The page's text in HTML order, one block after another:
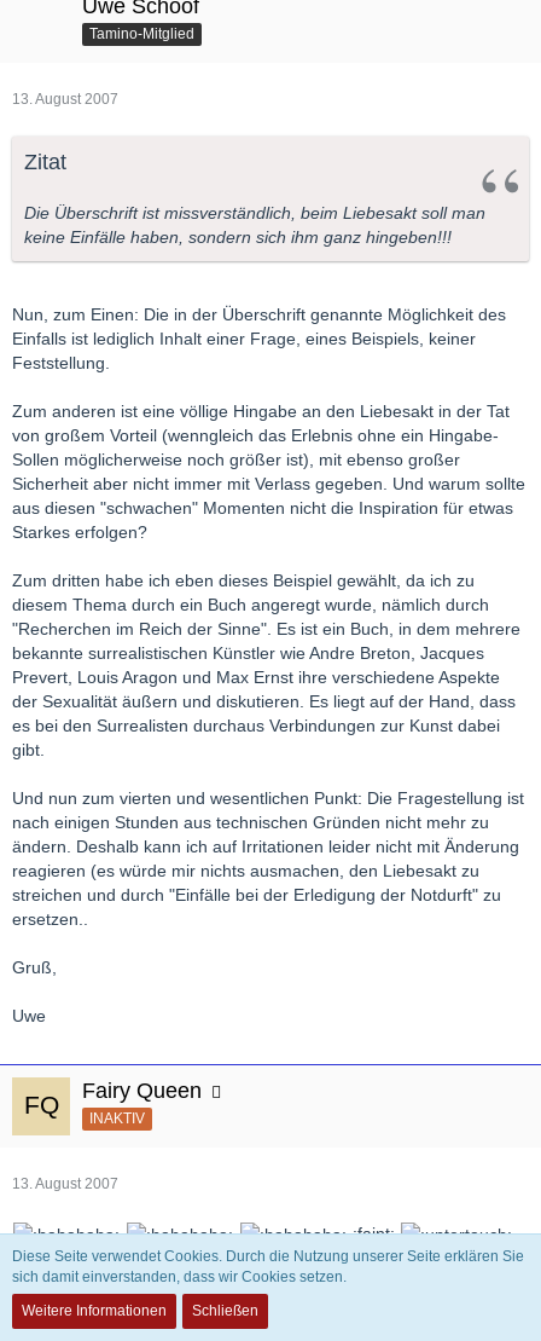
Uwe Schoof
Tamino-Mitglied
13. August 2007
Zitat
Die Überschrift ist missverständlich, beim Liebesakt soll man
keine Einfälle haben, sondern sich ihm ganz hingeben!!!
Nun, zum Einen: Die in der Überschrift genannte Möglichkeit des
Einfalls ist lediglich Inhalt einer Frage, eines Beispiels, keiner
Feststellung.
Zum anderen ist eine völlige Hingabe an den Liebesakt in der Tat
von großem Vorteil (wenngleich das Erlebnis ohne ein Hingabe-
Sollen möglicherweise noch größer ist), mit ebenso großer
Sicherheit aber nicht immer mit Verlass gegeben. Und warum sollte
aus diesen "schwachen" Momenten nicht die Inspiration für etwas
Starkes erfolgen?
Zum dritten habe ich eben dieses Beispiel gewählt, da ich zu
diesem Thema durch ein Buch angeregt wurde, nämlich durch
"Recherchen im Reich der Sinne". Es ist ein Buch, in dem mehrere
bekannte surrealistischen Künstler wie Andre Breton, Jacques
Prevert, Louis Aragon und Max Ernst ihre verschiedene Aspekte
der Sexualität äußern und diskutieren. Es liegt auf der Hand, dass
es bei den Surrealisten durchaus Verbindungen zur Kunst dabei
gibt.
Und nun zum vierten und wesentlichen Punkt: Die Fragestellung ist
nach einigen Stunden aus technischen Gründen nicht mehr zu
ändern. Deshalb kann ich auf Irritationen leider nicht mit Änderung
reagieren (es würde mir nichts ausmachen, den Liebesakt zu
streichen und durch "Einfälle bei der Erledigung der Notdurft" zu
ersetzen..
Gruß,
Uwe
Fairy Queen
INAKTIV
13. August 2007
:faint:
ansonsten erstmal ohne Worte........
Diese Seite verwendet Cookies. Durch die Nutzung unserer Seite erklären Sie
sich damit einverstanden, dass wir Cookies setzen.
Weitere Informationen
Schließen